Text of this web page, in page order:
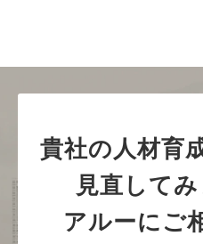
貴社の人材育
見直して
アルーにご